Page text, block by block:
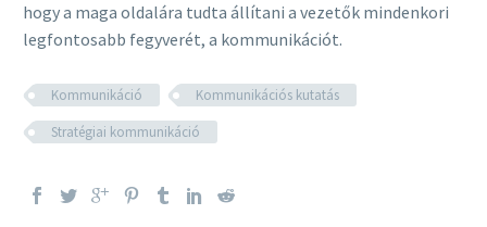
hogy a maga oldalára tudta állítani a vezetők mindenkori
legfontosabb fegyverét, a kommunikációt.
Kommunikáció
Kommunikációs kutatás
Stratégiai kommunikáció